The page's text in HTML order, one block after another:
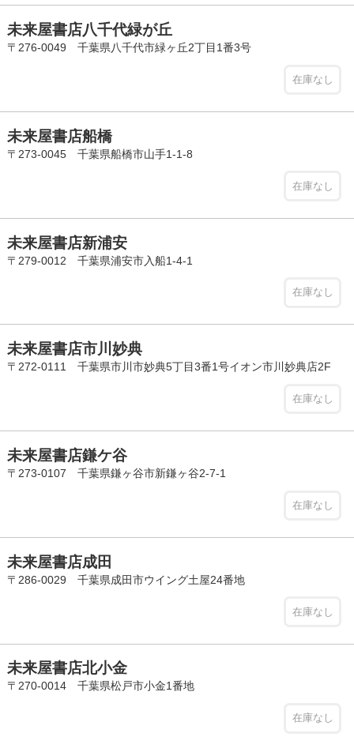
未来屋書店八千代緑が丘
〒276-0049 千葉県八千代市緑ヶ丘2丁目1番3号
在庫なし
未来屋書店船橋
〒273-0045 千葉県船橋市山手1-1-8
在庫なし
未来屋書店新浦安
〒279-0012 千葉県浦安市入船1-4-1
在庫なし
未来屋書店市川妙典
〒272-0111 千葉県市川市妙典5丁目3番1号イオン市川妙典店2F
在庫なし
未来屋書店鎌ケ谷
〒273-0107 千葉県鎌ヶ谷市新鎌ヶ谷2-7-1
在庫なし
未来屋書店成田
〒286-0029 千葉県成田市ウイング土屋24番地
在庫なし
未来屋書店北小金
〒270-0014 千葉県松戸市小金1番地
在庫なし